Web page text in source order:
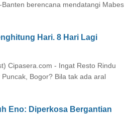
berencana mendatangi Mabes
Hari. 8 Hari Lagi
Cipasera.com - Ingat Resto Rindu
Bogor? Bila tak ada aral
Eno: Diperkosa Bergantian